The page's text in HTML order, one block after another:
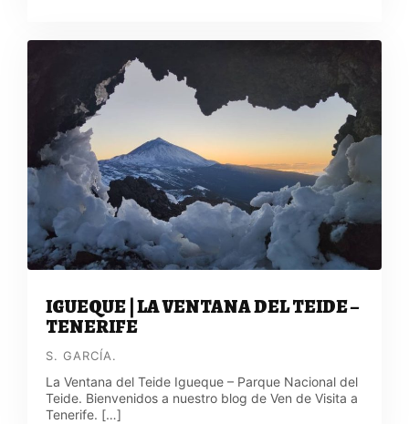
IGUEQUE | LA VENTANA DEL TEIDE –
TENERIFE
S. GARCÍA.
La Ventana del Teide Igueque – Parque Nacional del
Teide. Bienvenidos a nuestro blog de Ven de Visita a
Tenerife. […]